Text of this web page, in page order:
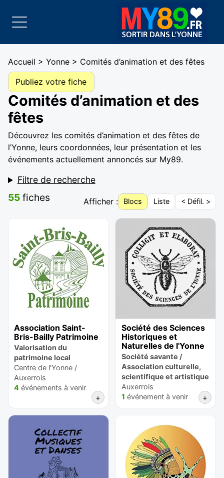
Accueil > Yonne > Comités d’animation et des fêtes
Publiez votre fiche
Comités d’animation et des
fêtes
Découvrez les comités d’animation et des fêtes de
l’Yonne, leurs coordonnées, leur présentation et les
événements actuellement annoncés sur My89.
Filtre de recherche
55 fiches Afficher : Blocs Liste < Défil. >
Association Saint-
Bris-Bailly Patrimoine
Valorisation du
patrimoine local
Centre de l'Yonne /
Auxerrois
4 événements à venir
+
Société des Sciences
Historiques et
Naturelles de l'Yonne
Société savante /
Association culturelle,
scientifique et artistique
Auxerrois
1 événement à venir +